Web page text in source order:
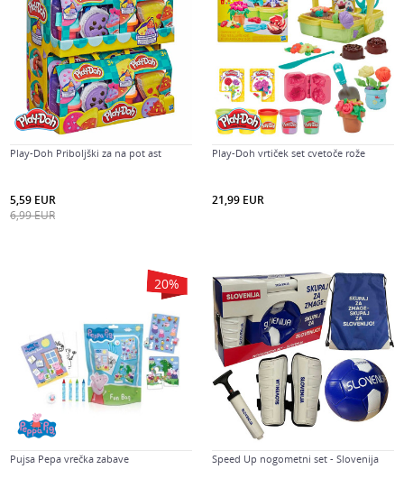
Play-Doh Priboljški za na pot ast
5,59 EUR
6,99EUR
Play-Doh vrtiček set cvetoče rože
21,99 EUR
20%
Pujsa Pepa vrečka zabave Speed Up nogometni set - Slovenija